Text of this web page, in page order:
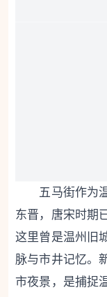
五马街作为
东晋，唐宋时期
这里曾是温州旧
脉与市井记忆。
市夜景，是捕捉